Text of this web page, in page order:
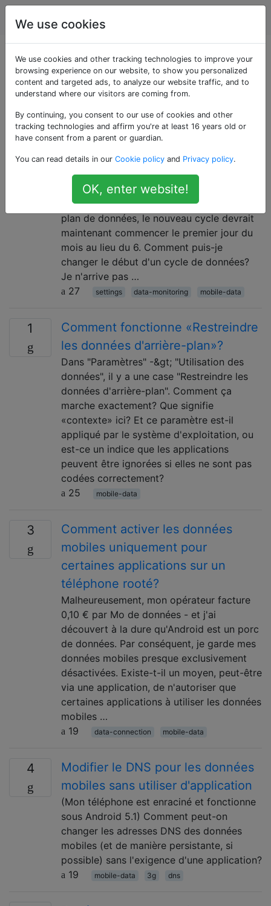
Android
Questions marquées
«mobile-data»
3
Comment puis-je modifier le cycle
d'utilisation des données pour les
données mobiles?
Le cycle de données mobiles ( Paramètres
-&gt; Utilisation des données ) semble
assez arbitraire. Depuis que j'ai changé de
plan de données, le nouveau cycle devrait
maintenant commencer le premier jour du
mois au lieu du 6. Comment puis-je
changer le début d'un cycle de données?
Je n'arrive pas …
27
settings data-monitoring mobile-data
1
Comment fonctionne «Restreindre
les données d'arrière-plan»?
Dans "Paramètres" -&gt; "Utilisation des
données", il y a une case "Restreindre les
données d'arrière-plan". Comment ça
marche exactement? Que signifie
«contexte» ici? Et ce paramètre est-il
appliqué par le système d'exploitation, ou
est-ce un indice que les applications
peuvent être ignorées si elles ne sont pas
codées correctement?
25
mobile-data
3
Comment activer les données
mobiles uniquement pour
certaines applications sur un
téléphone rooté?
Malheureusement, mon opérateur facture
0,10 € par Mo de données - et j'ai
découvert à la dure qu'Android est un porc
de données. Par conséquent, je garde mes
données mobiles presque exclusivement
désactivées. Existe-t-il un moyen, peut-être
via une application, de n'autoriser que
certaines applications à utiliser les données
mobiles …
19
data-connection mobile-data
4
Modifier le DNS pour les données
mobiles sans utiliser d'application
(Mon téléphone est enraciné et fonctionne
sous Android 5.1) Comment peut-on
changer les adresses DNS des données
mobiles (et de manière persistante, si
possible) sans l'exigence d'une application?
19
mobile-data 3g dns
We use cookies
We use cookies and other tracking technologies to improve your
browsing experience on our website, to show you personalized
content and targeted ads, to analyze our website traffic, and to
understand where our visitors are coming from.
By continuing, you consent to our use of cookies and other
tracking technologies and affirm you're at least 16 years old or
have consent from a parent or guardian.
You can read details in our Cookie policy and Privacy policy.
OK, enter website!